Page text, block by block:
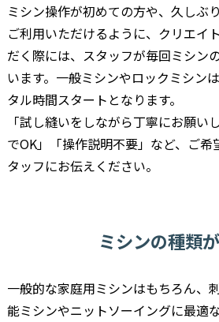
ミシン操作が初めての方や、久しぶ
ご利用いただけるように、クリエイ
だく際には、スタッフが毎回ミシン
います。一般ミシンやロックミシン
タル時間スタートとなります。
「試し縫いをしながら丁寧にお願い
でOK」「操作説明不要」など、ご
タッフにお伝えください。
ミシンの種類
一般的な家庭用ミシンはもちろん、
能ミシンやニットソーイングに最適